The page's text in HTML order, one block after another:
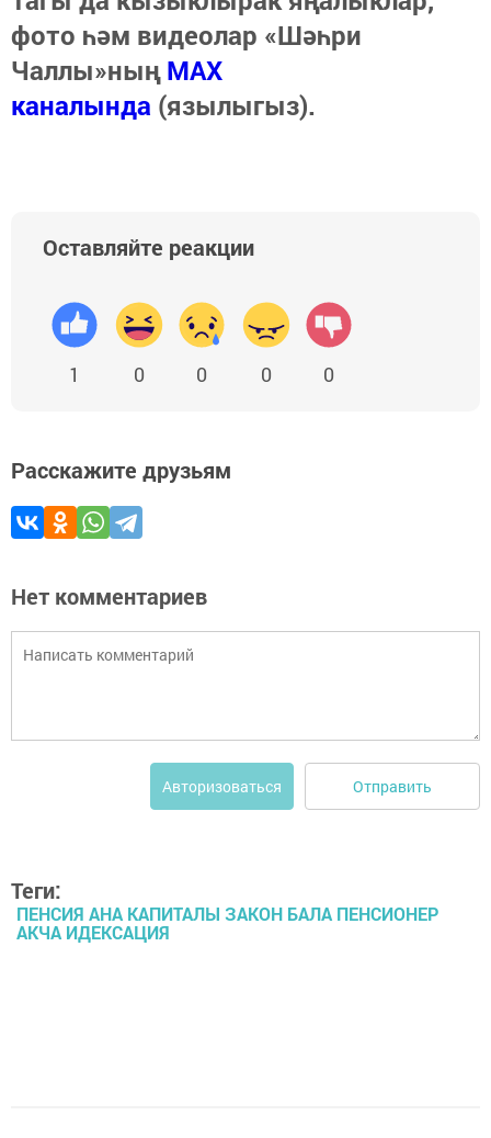
фото һәм видеолар «Шәһри
Чаллы»ныңMAX
каналында (язылыгыз).
Оставляйте реакции
1 0 0 0 0
Расскажите друзьям
Нет комментариев
Авторизоваться Отправить
Теги:
ПЕНСИЯ АНА КАПИТАЛЫ ЗАКОН БАЛА ПЕНСИОНЕР
АКЧА ИДЕКСАЦИЯ